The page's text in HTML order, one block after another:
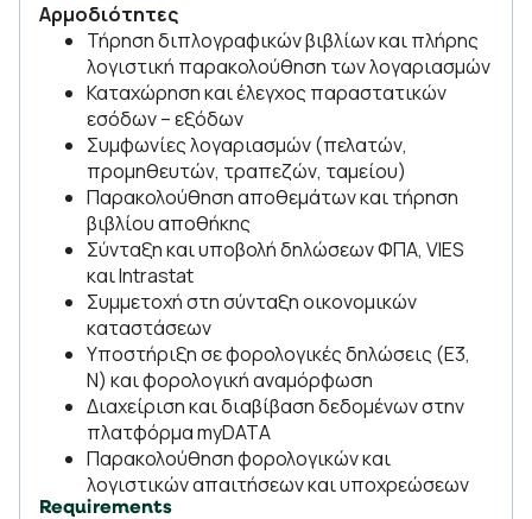
Αρμοδιότητες
Τήρηση διπλογραφικών βιβλίων και πλήρης
λογιστική παρακολούθηση των λογαριασμών
Καταχώρηση και έλεγχος παραστατικών
εσόδων – εξόδων
Συμφωνίες λογαριασμών (πελατών,
προμηθευτών, τραπεζών, ταμείου)
Παρακολούθηση αποθεμάτων και τήρηση
βιβλίου αποθήκης
Σύνταξη και υποβολή δηλώσεων ΦΠΑ, VIES
και Intrastat
Συμμετοχή στη σύνταξη οικονομικών
καταστάσεων
Υποστήριξη σε φορολογικές δηλώσεις (Ε3,
Ν) και φορολογική αναμόρφωση
Διαχείριση και διαβίβαση δεδομένων στην
πλατφόρμα myDATA
Παρακολούθηση φορολογικών και
λογιστικών απαιτήσεων και υποχρεώσεων
Requirements